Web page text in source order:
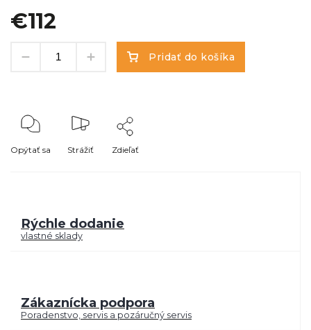
€112
Pridať do košíka
Opýtať sa Strážiť Zdieľať
Rýchle dodanie
vlastné sklady
Zákaznícka podpora
Poradenstvo, servis a pozáručný servis